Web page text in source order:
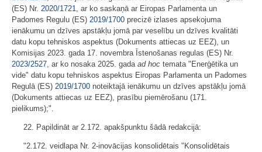
(ES) Nr. 2020/1721, ar ko saskaņā ar Eiropas Parlamenta un
Padomes Regulu (ES) 2019/1700 precizē izlases apsekojuma
ienākumu un dzīves apstākļu jomā par veselību un dzīves kvalitāti
datu kopu tehniskos aspektus (Dokuments attiecas uz EEZ), un
Komisijas 2023. gada 17. novembra Īstenošanas regulas (ES) Nr.
2023/2527, ar ko nosaka 2025. gada ad hoc temata "Enerģētika un
vide" datu kopu tehniskos aspektus Eiropas Parlamenta un Padomes
Regulā (ES) 2019/1700 noteiktajā ienākumu un dzīves apstākļu jomā
(Dokuments attiecas uz EEZ), prasību piemērošanu (171.
pielikums);".
22. Papildināt ar 2.172. apakšpunktu šādā redakcijā:
"2.172. veidlapa Nr. 2-inovācijas konsolidētais "Konsolidētais